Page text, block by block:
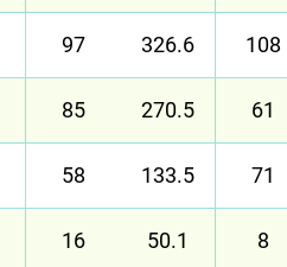
97 326.6 108
85 270.5 61
58 133.5 71
16 50.1 8